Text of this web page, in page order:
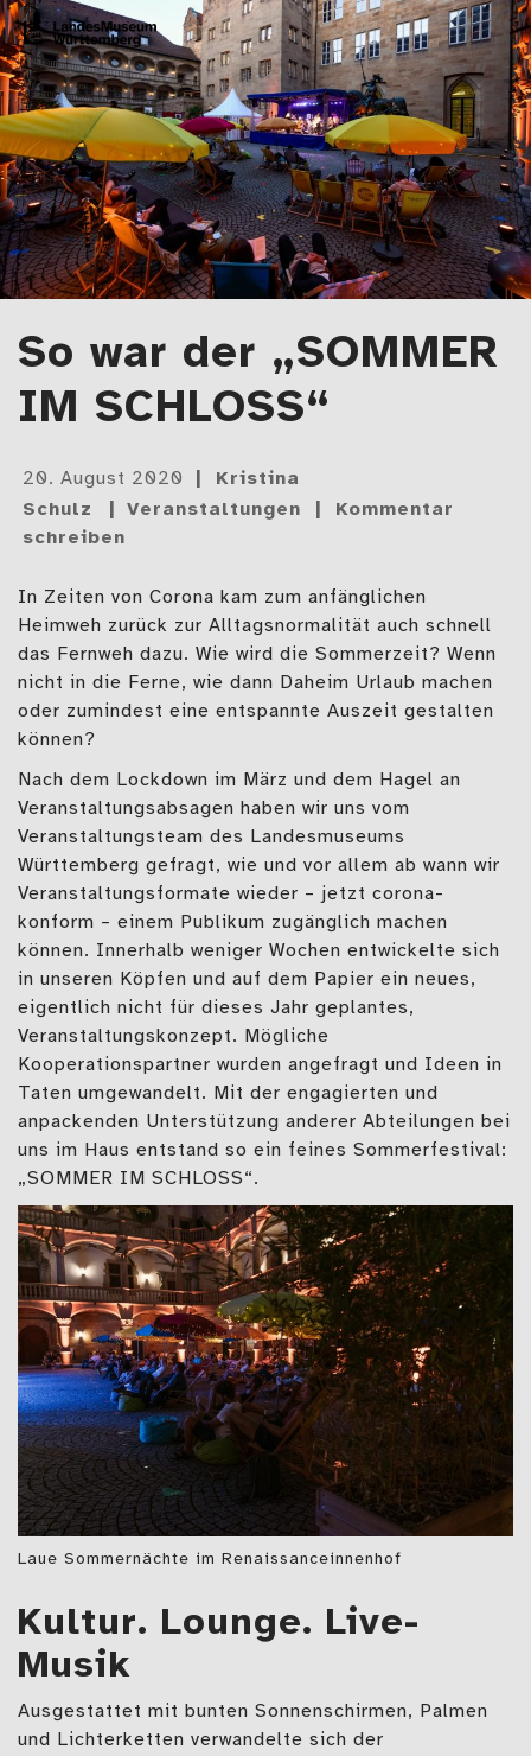
Zum Artikel springen LMW-Blog
Der Blog des Landesmuseums Württemberg
So war der „SOMMER
IM SCHLOSS“
Gepostet
am
20. August 2020
Kristina
Schulz
Veranstaltungen
Kommentar
schreiben
In Zeiten von Corona kam zum anfänglichen
Heimweh zurück zur Alltagsnormalität auch schnell
das Fernweh dazu. Wie wird die Sommerzeit? Wenn
nicht in die Ferne, wie dann Daheim Urlaub machen
oder zumindest eine entspannte Auszeit gestalten
können?
Nach dem Lockdown im März und dem Hagel an
Veranstaltungsabsagen haben wir uns vom
Veranstaltungsteam des Landesmuseums
Württemberg gefragt, wie und vor allem ab wann wir
Veranstaltungsformate wieder – jetzt corona-
konform – einem Publikum zugänglich machen
können. Innerhalb weniger Wochen entwickelte sich
in unseren Köpfen und auf dem Papier ein neues,
eigentlich nicht für dieses Jahr geplantes,
Veranstaltungskonzept. Mögliche
Kooperationspartner wurden angefragt und Ideen in
Taten umgewandelt. Mit der engagierten und
anpackenden Unterstützung anderer Abteilungen bei
uns im Haus entstand so ein feines Sommerfestival:
„SOMMER IM SCHLOSS“.
Laue Sommernächte im Renaissanceinnenhof
Kultur. Lounge. Live-
Musik
Ausgestattet mit bunten Sonnenschirmen, Palmen
und Lichterketten verwandelte sich der